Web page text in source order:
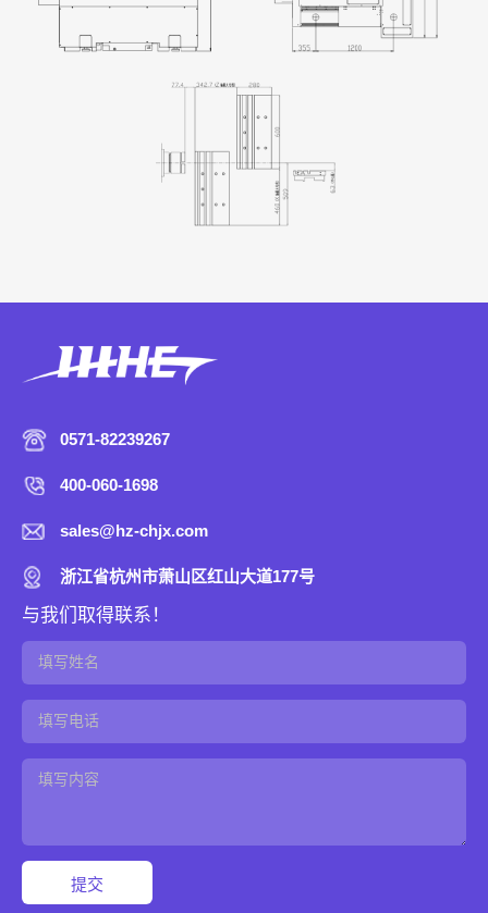
0571-82239267
400-060-1698
sales@hz-chjx.com
浙江省杭州市萧山区红山大道177号
与我们取得联系！